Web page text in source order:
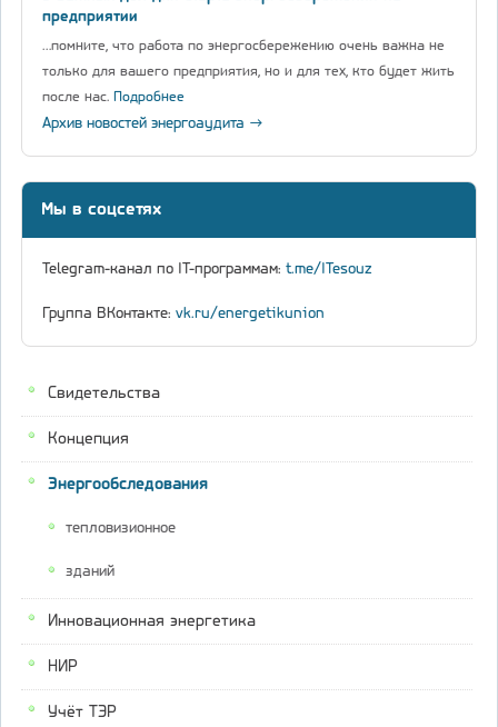
Свидетельства
Концепция
Энергообследования
тепловизионное
зданий
Инновационная энергетика
НИР
Учёт ТЭР
предприятии
…помните, что работа по энергосбережению очень важна не
только для вашего предприятия, но и для тех, кто будет жить
после нас. Подробнее
Архив новостей энергоаудита →
Мы в соцсетях
Telegram-канал по IT-программам: t.me/ITesouz
Группа ВКонтакте: vk.ru/energetikunion